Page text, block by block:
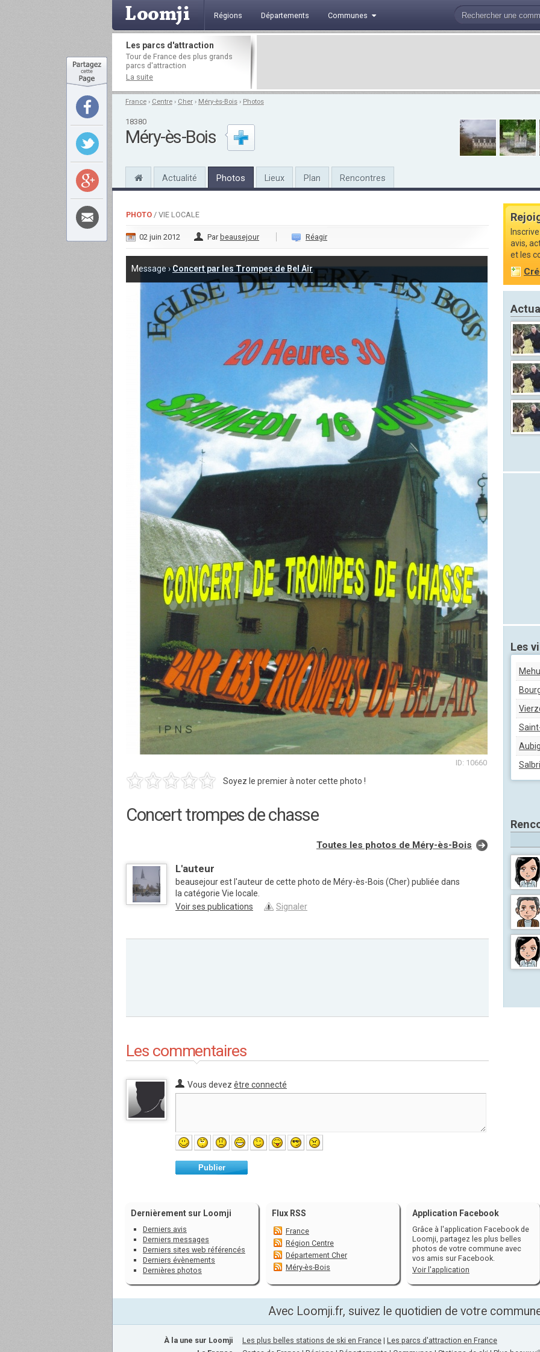
Régions Départements Communes
Les parcs d'attraction
Tour de France des plus grands
parcs d'attraction
La suite
France › Centre › Cher › Méry-ès-Bois › Photos
18380
Méry-ès-Bois
Actualité Photos Lieux Plan Rencontres
PHOTO / VIE LOCALE
02 juin 2012 Par beausejour Réagir
Message ›Concert par les Trompes de Bel Air
ID: 10660
Soyez le premier à noter cette photo !
Concert trompes de chasse
Toutes les photos de Méry-ès-Bois
L'auteur
beausejour est l'auteur de cette photo de Méry-ès-Bois (Cher) publiée dans
la catégorie Vie locale.
Voir ses publications
Signaler
Les commentaires
Vous devez être connecté
Publier
avis,
et les
Les
Dernièrement sur Loomji
Derniers avis
Derniers messages
Derniers sites web référencés
Derniers évènements
Dernières photos
Flux RSS
France
Région Centre
Département Cher
Méry-ès-Bois
Application Facebook
Grâce à l'application Facebook de
Loomji, partagez les plus belles
photos de votre commune avec
vos amis sur Facebook.
Voir l'application
Avec Loomji.fr, suivez le quotidien de votre
À la une sur Loomji
Les plus belles stations de ski en France | Les parcs d'attraction en France